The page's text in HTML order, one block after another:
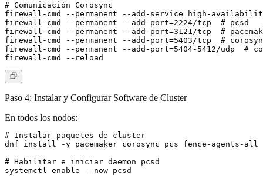
# Comunicación Corosync
firewall-cmd --permanent --add-service=high-
firewall-cmd --permanent --add-port=2224/tcp  # pcsd
firewall-cmd --permanent --add-port=3121/tcp  #
firewall-cmd --permanent --add-port=5403/tcp  #
firewall-cmd --permanent --add-port=5404-5412/udp  #
Paso 4: Instalar y Configurar Software de Cluster
En todos los nodos:
# Instalar paquetes de cluster
dnf install -y pacemaker corosync pcs fence-agents-all
# Habilitar e iniciar daemon pcsd
systemctl enable --now pcsd